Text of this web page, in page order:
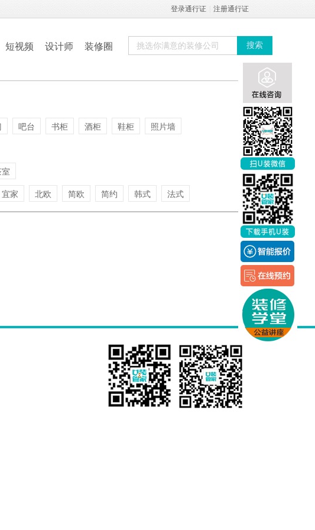
注册通行证
登录通行证
短视频 设计师 装修圈 搜索
吧台 书柜 酒柜 鞋柜
照片墙
宜家 北欧 简欧 简约 韩式 法式